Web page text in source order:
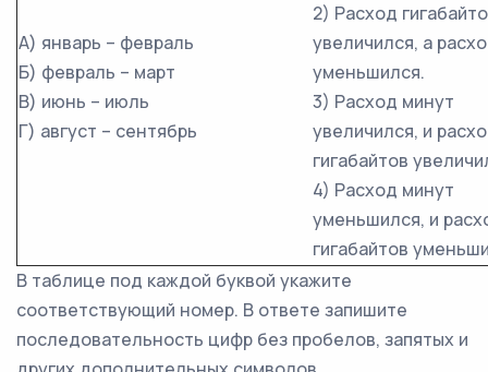
А) январь – февраль
Б) февраль – март
В) июнь – июль
Г) август – сентябрь
2) Расход
увеличился, а
уменьшился.
3) Расход минут
увеличился, и
гигабайтов
4) Расход минут
уменьшился, и
гигабайтов
В таблице под каждой буквой укажите
соответствующий номер. В ответе запишите
последовательность цифр без пробелов, запятых и